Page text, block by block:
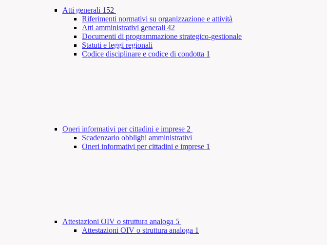
Atti generali 152
Riferimenti normativi su organizzazione e attività
Atti amministrativi generali 42
Documenti di programmazione strategico-gestionale
Statuti e leggi regionali
Codice disciplinare e codice di condotta 1
Oneri informativi per cittadini e imprese 2
Scadenzario obblighi amministrativi
Oneri informativi per cittadini e imprese 1
Attestazioni OIV o struttura analoga 5
Attestazioni OIV o struttura analoga 1